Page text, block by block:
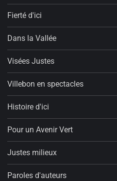
Fierté d'ici
Dans la Vallée
Visées Justes
Villebon en spectacles
Histoire d'ici
Pour un Avenir Vert
Justes milieux
Paroles d'auteurs